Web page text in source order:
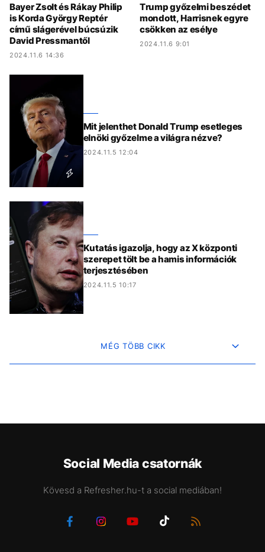
Bayer Zsolt és Rákay Philip
is Korda György Reptér
című slágerével búcsúzik
David Pressmantől
2024.11.6 14:36
Trump győzelmi beszédet
mondott, Harrisnek egyre
csökken az esélye
2024.11.6 9:01
Mit jelenthet Donald Trump esetleges
elnöki győzelme a világra nézve?
2024.11.5 12:04
Kutatás igazolja, hogy az X központi
szerepet tölt be a hamis információk
terjesztésében
2024.11.5 10:17
MÉG TÖBB CIKK
Social Media csatornák
Kövesd a Refresher.hu-t a social mediában!